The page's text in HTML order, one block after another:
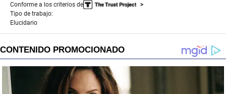
Conforme a los criterios de
Tipo de trabajo:
Elucidario